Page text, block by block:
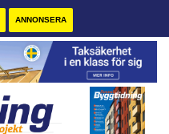
ANNONSERA